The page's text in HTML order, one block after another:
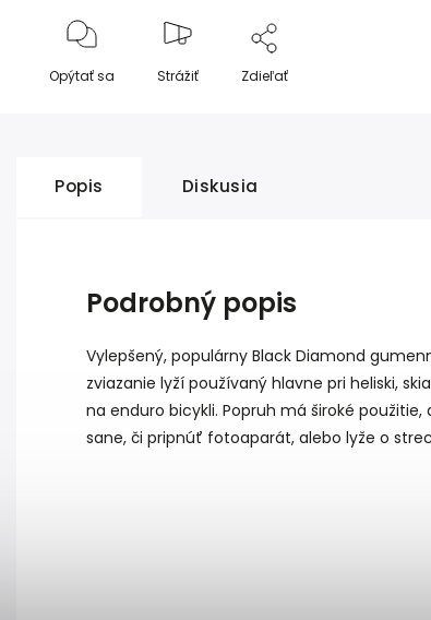
Opýtať sa Strážiť Zdieľať
Popis Diskusia
Podrobný popis
Vylepšený, populárny Black Diamond
zviazanie lyží používaný hlavne pri heliski,
na enduro bicykli. Popruh má široké
sane, či pripnúť fotoaparát, alebo lyže o